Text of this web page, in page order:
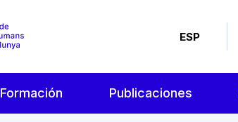
ESP
Formación Publicaciones